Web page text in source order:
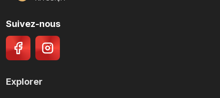
Suivez-nous
Explorer